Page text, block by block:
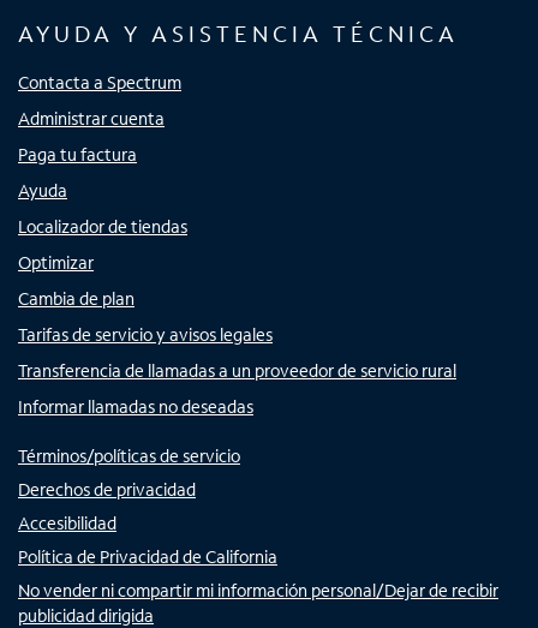
AYUDA Y ASISTENCIA TÉCNICA
Contacta a Spectrum
Administrar cuenta
Paga tu factura
Ayuda
Localizador de tiendas
Optimizar
Cambia de plan
Tarifas de servicio y avisos legales
Transferencia de llamadas a un proveedor de servicio rural
Informar llamadas no deseadas
Términos/políticas de servicio
Derechos de privacidad
Accesibilidad
Política de Privacidad de California
No vender ni compartir mi información personal/Dejar de recibir
publicidad dirigida